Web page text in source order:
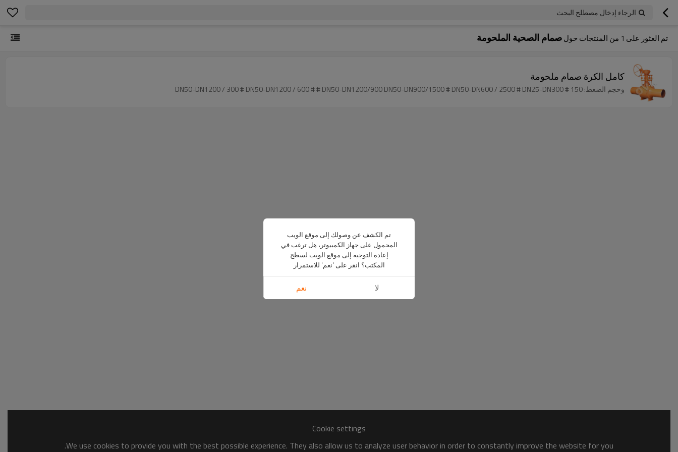
الرجاء إدخال مصطلح البحث
تم العثور على 1 من المنتجات حولصمام الصحية الملحومة
كامل الكرة صمام ملحومة
وحجم الضغط: 150 # DN50-DN1200 / 300 # DN50-DN1200 / 600 # # DN50-DN1200/900 DN50-DN900/1500 # DN50-DN600 / 2500 # DN25-DN300
Cookie settings
We use cookies to provide you with the best possible experience. They also allow us to analyze user behavior in order to constantly improve the website for you.
تم الكشف عن وصولك إلى موقع الويب
المحمول على جهاز الكمبيوتر، هل ترغب في
إعادة التوجيه إلى موقع الويب لسطح
المكتب؟ انقر على 'نعم' للاستمرار
لا نعم